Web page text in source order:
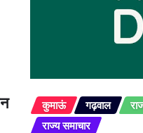
कुमाऊं गढ़वाल
राज्य समाचार